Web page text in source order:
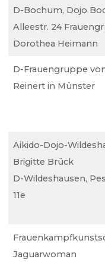
D-Bochum, Dojo
Alleestr. 24
Dorothea Heimann
D-Frauengruppe
Reinert in Münster
Aikido-Dojo-
Brigitte Brück
D-Wildeshausen,
11e
Jaguarwoman